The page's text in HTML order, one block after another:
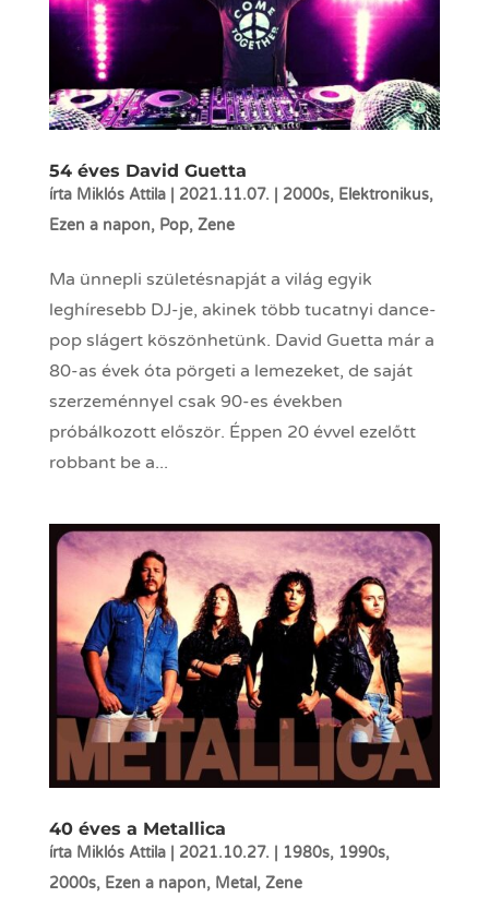
54 éves David Guetta
írta Miklós Attila| 2021.11.07. 2000s, Elektronikus,
Ezen a napon, Pop, Zene
Ma ünnepli születésnapját a világ egyik
leghíresebb DJ-je, akinek több tucatnyi dance-
pop slágert köszönhetünk. David Guetta már a
80-as évek óta pörgeti a lemezeket, de saját
szerzeménnyel csak 90-es években
próbálkozott először. Éppen 20 évvel ezelőtt
robbant be a...
40 éves a Metallica
írta Miklós Attila| 2021.10.27. 1980s, 1990s,
2000s, Ezen a napon, Metal, Zene